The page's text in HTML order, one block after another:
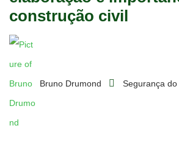
construção civil
Bruno Drumond Segurança